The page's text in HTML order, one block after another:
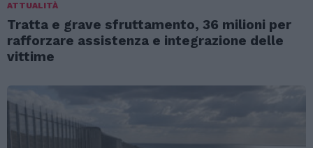
ATTUALITÀ
Tratta e grave sfruttamento, 36 milioni per
rafforzare assistenza e integrazione delle
vittime